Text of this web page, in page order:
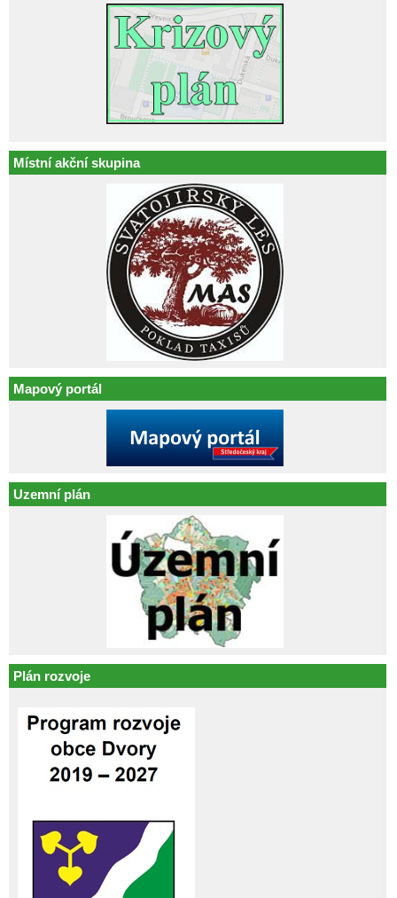
Místní akční skupina
Mapový portál
Uzemní plán
Plán rozvoje